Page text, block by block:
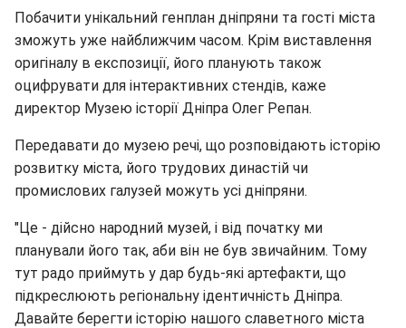
Побачити унікальний генплан дніпряни та гості міста
зможуть уже найближчим часом. Крім виставлення
оригіналу в експозиції, його планують також
оцифрувати для інтерактивних стендів, каже
директор Музею історії Дніпра Олег Репан.
Передавати до музею речі, що розповідають історію
розвитку міста, його трудових династій чи
промислових галузей можуть усі дніпряни.
"Це - дійсно народний музей, і від початку ми
планували його так, аби він не був звичайним. Тому
тут радо приймуть у дар будь-які артефакти, що
підкреслюють регіональну ідентичність Дніпра.
Давайте берегти історію нашого славетного міста